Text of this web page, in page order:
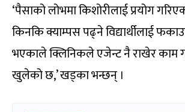
‘पैसाको लोभमा किशोरीलाई प्रयोग
किनकि क्याम्पस पढ्ने विद्यार्थीलाई
भएकाले क्लिनिकले एजेन्ट नै राखेर काम
खुलेको छ,’ खड्का भन्छन् ।